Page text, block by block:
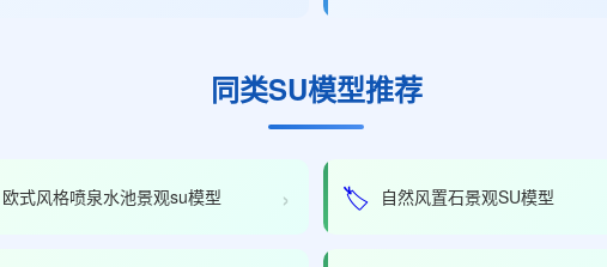
同类SU模型推荐
欧式风格喷泉水池景观su模型 › 🏷️ 自然风置石景观SU模型